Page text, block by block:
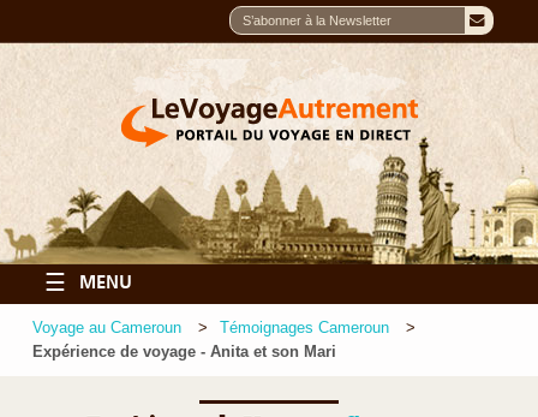
☰ MENU
Voyage au Cameroun
Témoignages Cameroun
Expérience de voyage - Anita et son Mari